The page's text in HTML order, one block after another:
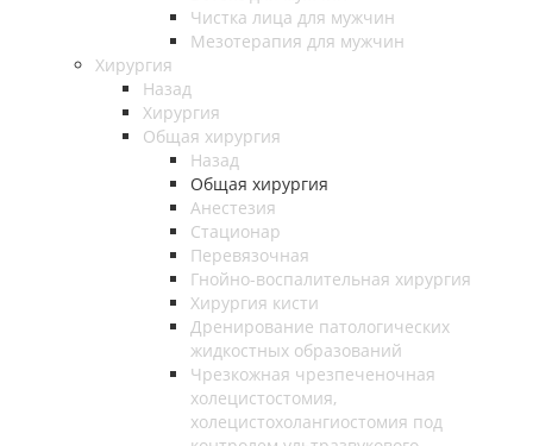
Чистка лица для мужчин
Мезотерапия для мужчин
Хирургия
Назад
Хирургия
Общая хирургия
Назад
Общая хирургия
Анестезия
Стационар
Перевязочная
Гнойно-воспалительная хирургия
Хирургия кисти
Дренирование патологических
жидкостных образований
Чрезкожная чрезпеченочная
холецистостомия,
холецистохолангиостомия под